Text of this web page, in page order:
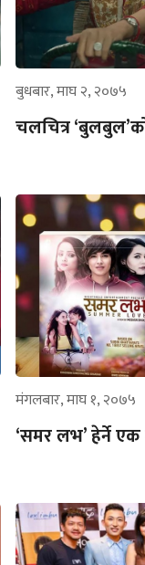
बुधबार, माघ २, २०७५
चलचित्र
मंगलबार, माघ १, २०७५
‘समर लभ’ हेर्ने एक